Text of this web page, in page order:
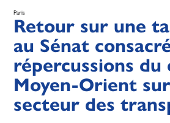
Paris
Retour sur une
au Sénat
répercussions du
Moyen-Orient
secteur des